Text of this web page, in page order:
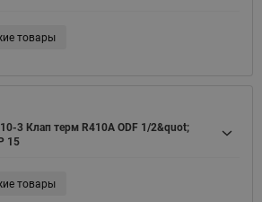
товары
3 Клап терм R410A ODF 1/2&quot;
15
товары